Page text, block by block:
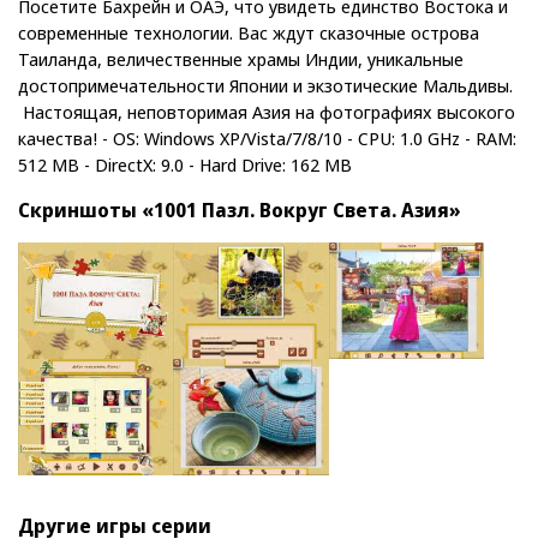
Посетите Бахрейн и ОАЭ, что увидеть единство Востока и
современные технологии. Вас ждут сказочные острова
Таиланда, величественные храмы Индии, уникальные
достопримечательности Японии и экзотические Мальдивы.
Настоящая, неповторимая Азия на фотографиях высокого
качества! - OS: Windows XP/Vista/7/8/10 - CPU: 1.0 GHz - RAM:
512 MB - DirectX: 9.0 - Hard Drive: 162 MB
Скриншоты «1001 Пазл. Вокруг Света. Азия»
Другие игры серии